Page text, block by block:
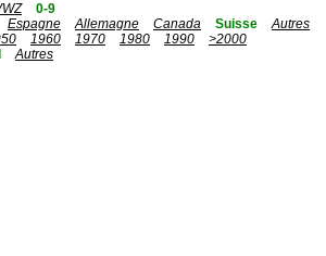
0-9
Espagne Allemagne Canada Suisse
Autres
1960 1970 1980 1990
>2000
Autres